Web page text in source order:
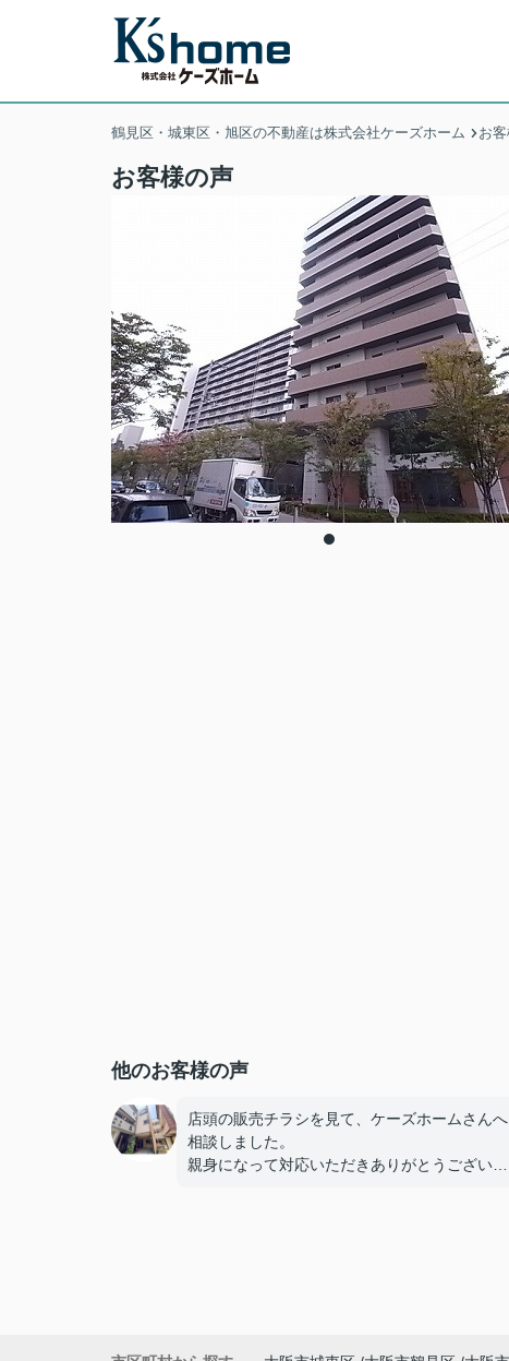
鶴見区・城東区・旭区の不動産は株式会社ケーズホーム お
お客様の声
他のお客様の声
店頭の販売チラシを見て、ケーズホームさんへ
相談しました。
親身になって対応いただきありがとうございま